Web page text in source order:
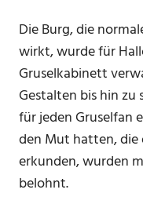
Die Burg, die
wirkt, wurde für
Gruselkabinett
Gestalten bis hin zu
für jeden Gruselfan
den Mut hatten, die
erkunden, wurden
belohnt.